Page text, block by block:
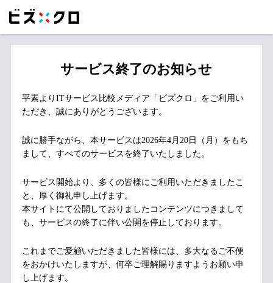
サービス終了のお知らせ
平素よりITサービス比較メディア「ビズクロ」をご利用い
ただき、誠にありがとうございます。
誠に勝手ながら、本サービスは2026年4月20日（月）をもち
まして、すべてのサービスを終了いたしました。
サービス開始より、多くの皆様にご利用いただきましたこ
と、厚く御礼申し上げます。
本サイトにて公開しておりましたコンテンツにつきまして
も、サービスの終了に伴い公開を停止しております。
これまでご愛顧いただきました皆様には、多大なるご不便
をおかけいたしますが、何卒ご理解賜りますようお願い申
し上げます。